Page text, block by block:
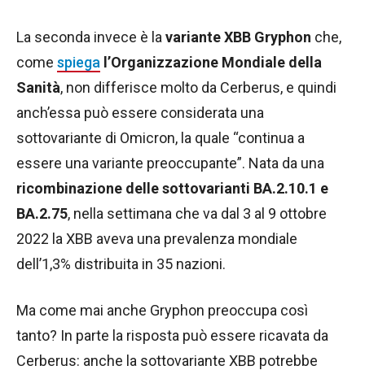
La seconda invece è la variante XBB Gryphon che,
come spiega l’Organizzazione Mondiale della
Sanità, non differisce molto da Cerberus, e quindi
anch’essa può essere considerata una
sottovariante di Omicron, la quale “continua a
essere una variante preoccupante”. Nata da una
ricombinazione delle sottovarianti BA.2.10.1 e
BA.2.75, nella settimana che va dal 3 al 9 ottobre
2022 la XBB aveva una prevalenza mondiale
dell’1,3% distribuita in 35 nazioni.
Ma come mai anche Gryphon preoccupa così
tanto? In parte la risposta può essere ricavata da
Cerberus: anche la sottovariante XBB potrebbe